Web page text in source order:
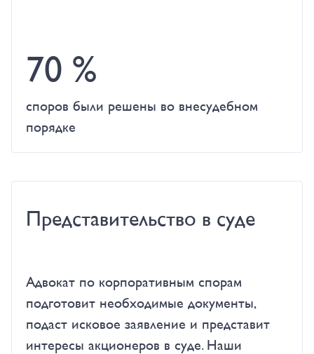
70 %
споров были решены во внесудебном
порядке
Представительство в суде
Адвокат по корпоративным спорам
подготовит необходимые документы,
подаст исковое заявление и представит
интересы акционеров в суде. Наши